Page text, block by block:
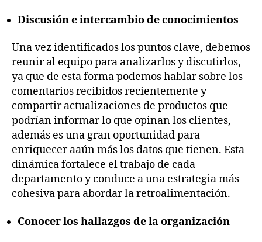
Discusión e intercambio de conocimientos
Una vez identificados los puntos clave, debemos
reunir al equipo para analizarlos y discutirlos,
ya que de esta forma podemos hablar sobre los
comentarios recibidos recientemente y
compartir actualizaciones de productos que
podrían informar lo que opinan los clientes,
además es una gran oportunidad para
enriquecer aaún más los datos que tienen. Esta
dinámica fortalece el trabajo de cada
departamento y conduce a una estrategia más
cohesiva para abordar la retroalimentación.
Conocer los hallazgos de la organización